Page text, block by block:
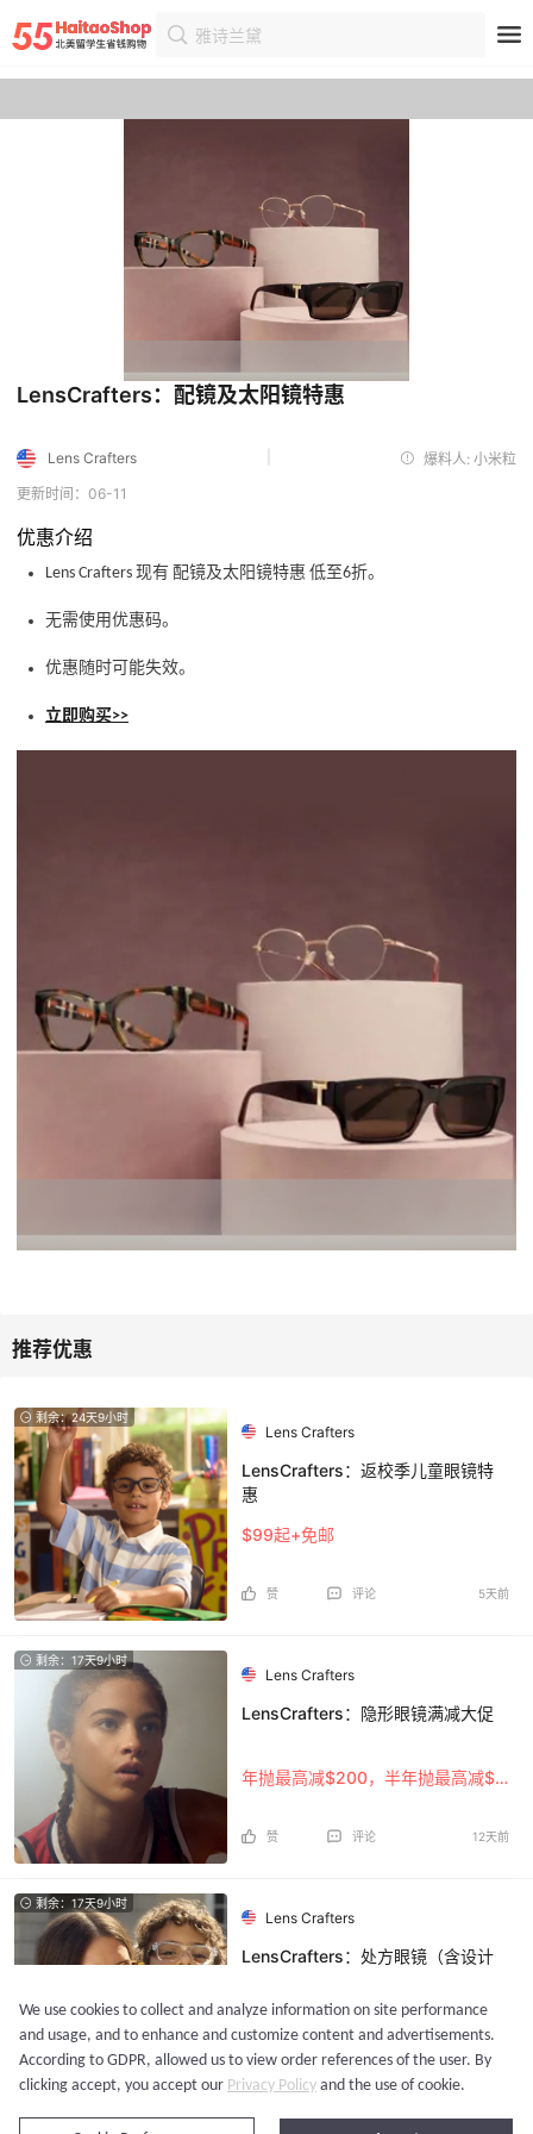
雅诗兰黛
首页 优惠 优惠详情
LensCrafters：配镜及太阳镜特惠
Lens Crafters
爆料人: 小米粒
更新时间：06-11
优惠介绍
Lens Crafters 现有 配镜及太阳镜特惠 低至6折。
无需使用优惠码。
优惠随时可能失效。
立即购买>>
剩余：24天9小时
Lens Crafters
LensCrafters：返校季儿童眼镜特
惠
$99起+免邮
赞 评论 5天前
剩余：17天9小时
Lens Crafters
LensCrafters：隐形眼镜满减大促
年抛最高减$200，半年抛最高减$75
赞 评论 12天前
剩余：17天9小时
Lens Crafters
LensCrafters：处方眼镜（含设计
返校季大促
赞 评论
We use cookies to collect and analyze information on site performance
and usage, and to enhance and customize content and advertisements.
According to GDPR, allowed us to view order references of the user. By
clicking accept, you accept our Privacy Policy and the use of cookie.